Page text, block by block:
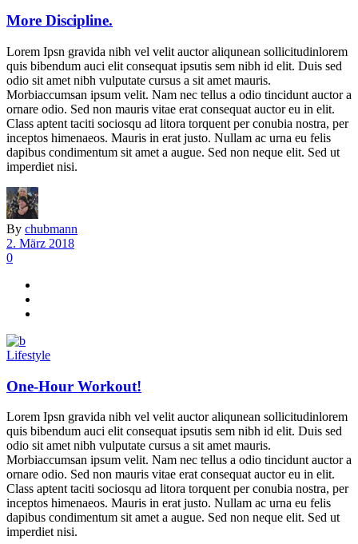
More Discipline.
Lorem Ipsn gravida nibh vel velit auctor aliqunean sollicitudinlorem
quis bibendum auci elit consequat ipsutis sem nibh id elit. Duis sed
odio sit amet nibh vulputate cursus a sit amet mauris.
Morbiaccumsan ipsum velit. Nam nec tellus a odio tincidunt auctor a
ornare odio. Sed non mauris vitae erat consequat auctor eu in elit.
Class aptent taciti sociosqu ad litora torquent per conubia nostra, per
inceptos himenaeos. Mauris in erat justo. Nullam ac urna eu felis
dapibus condimentum sit amet a augue. Sed non neque elit. Sed ut
imperdiet nisi.
By chubmann
2. März 2018
0
Lifestyle
One-Hour Workout!
Lorem Ipsn gravida nibh vel velit auctor aliqunean sollicitudinlorem
quis bibendum auci elit consequat ipsutis sem nibh id elit. Duis sed
odio sit amet nibh vulputate cursus a sit amet mauris.
Morbiaccumsan ipsum velit. Nam nec tellus a odio tincidunt auctor a
ornare odio. Sed non mauris vitae erat consequat auctor eu in elit.
Class aptent taciti sociosqu ad litora torquent per conubia nostra, per
inceptos himenaeos. Mauris in erat justo. Nullam ac urna eu felis
dapibus condimentum sit amet a augue. Sed non neque elit. Sed ut
imperdiet nisi.